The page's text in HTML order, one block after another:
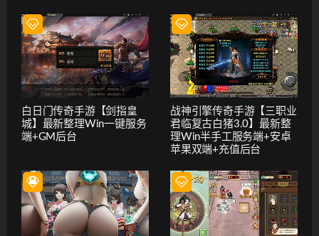
白日门传奇手游【剑指皇
城】最新整理Win一键服务
端+GM后台
战神引擎传奇手游【三职业
君临复古白猪3.0】最新整
理Win半手工服务端+安卓
苹果双端+充值后台